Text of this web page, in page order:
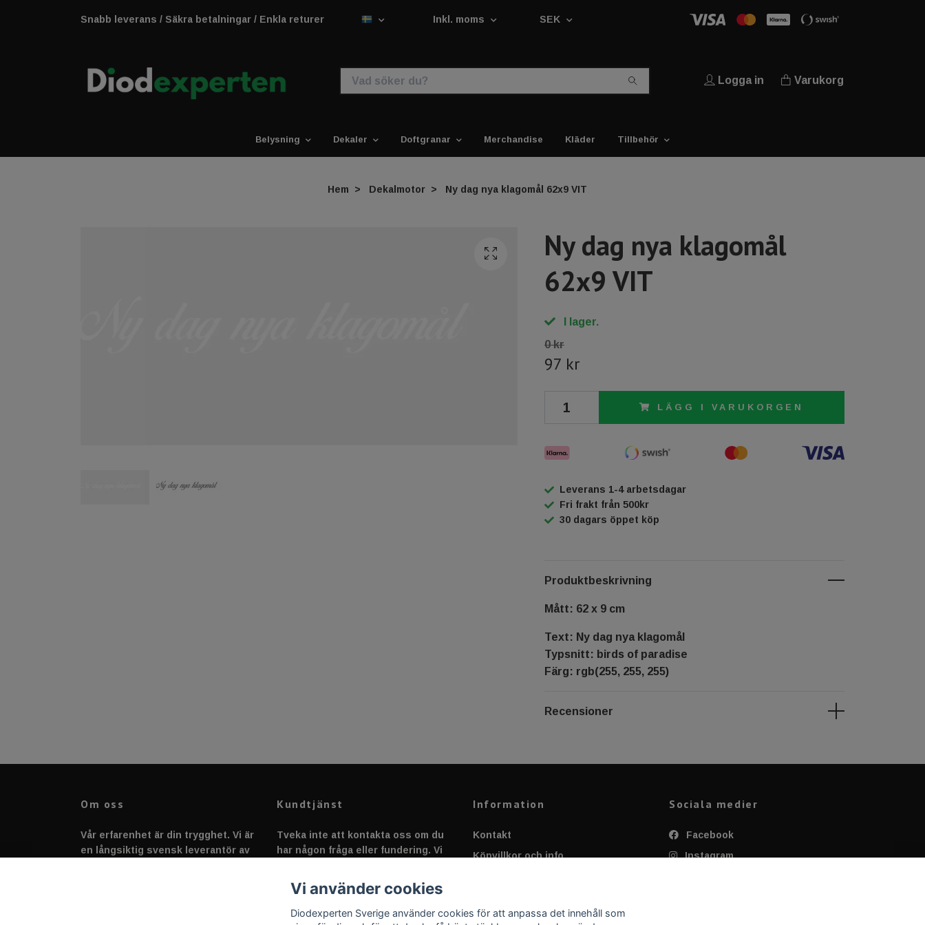
Snabb leverans / Säkra betalningar / Enkla returer Inkl. moms SEK
Logga in Varukorg
Belysning Dekaler Doftgranar Merchandise Kläder Tillbehör
Hem Dekalmotor Ny dag nya klagomål 62x9 VIT
Ny dag nya klagomål
62x9 VIT
I lager.
0 kr
97 kr
LÄGG I VARUKORGEN
Leverans 1-4 arbetsdagar
Fri frakt från 500kr
30 dagars öppet köp
Produktbeskrivning
Mått: 62 x 9 cm
Text: Ny dag nya klagomål
Typsnitt: birds of paradise
Färg: rgb(255, 255, 255)
Recensioner
Om oss
Vår erfarenhet är din trygghet. Vi är
en långsiktig svensk leverantör av
Kundtjänst
Tveka inte att kontakta oss om du
har någon fråga eller fundering. Vi
Information
Kontakt
Köpvillkor och info
Applicering av Dekal
Sociala medier
Facebook
Instagram
Vi använder cookies
Diodexperten Sverige använder cookies för att anpassa det innehåll som